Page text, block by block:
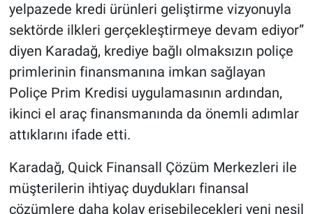
yelpazede kredi ürünleri geliştirme vizyonuyla
sektörde ilkleri gerçekleştirmeye devam ediyor”
diyen Karadağ, krediye bağlı olmaksızın poliçe
primlerinin finansmanına imkan sağlayan
Poliçe Prim Kredisi uygulamasının ardından,
ikinci el araç finansmanında da önemli adımlar
attıklarını ifade etti.
Karadağ, Quick Finansall Çözüm Merkezleri ile
müşterilerin ihtiyaç duydukları finansal
çözümlere daha kolay erişebilecekleri yeni nesil